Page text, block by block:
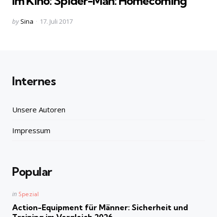
Posted
by Sina 17. Juli 2017
Internes
Unsere Autoren
Impressum
Popular
Posted
in Spezial
Action-Equipment für Männer: Sicherheit und